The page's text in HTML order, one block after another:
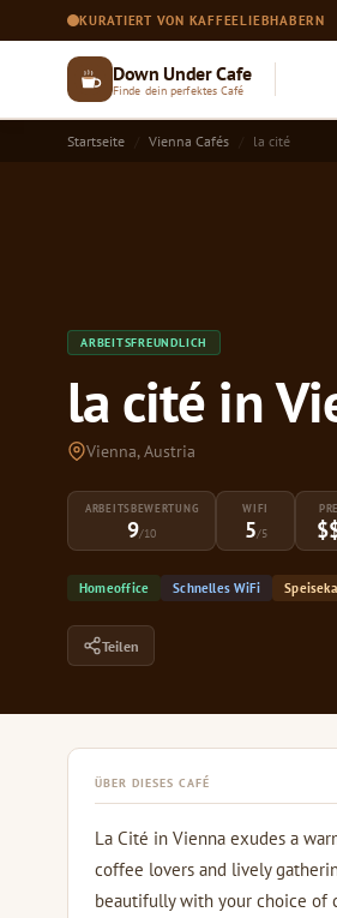
KURATIERT VON KAFFEELIEBHABERN
Down Under Cafe
Finde dein perfektes Café
Startseite Vienna Cafés la cité
ARBEITSFREUNDLICH
la cité in
Vienna, Austria
ARBEITSBEWERTUNG
9/10
WIFI
5/5
Homeoffice Schnelles WiFi
Teilen
ÜBER DIESES CAFÉ
La Cité in Vienna exudes a
coffee lovers and lively
beautifully with your choice of